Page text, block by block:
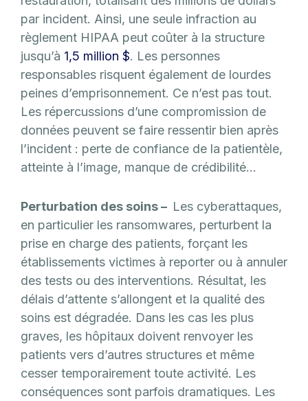
par incident. Ainsi, une seule infraction au
règlement HIPAA peut coûter à la structure
jusqu’à 1,5 million $. Les personnes
responsables risquent également de lourdes
peines d’emprisonnement. Ce n’est pas tout.
Les répercussions d’une compromission de
données peuvent se faire ressentir bien après
l’incident : perte de confiance de la patientèle,
atteinte à l’image, manque de crédibilité…
Perturbation des soins – Les cyberattaques,
en particulier les ransomwares, perturbent la
prise en charge des patients, forçant les
établissements victimes à reporter ou à annuler
des tests ou des interventions. Résultat, les
délais d’attente s’allongent et la qualité des
soins est dégradée. Dans les cas les plus
graves, les hôpitaux doivent renvoyer les
patients vers d’autres structures et même
cesser temporairement toute activité. Les
conséquences sont parfois dramatiques. Les